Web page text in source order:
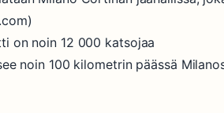
on noin 12 000 katsojaa
noin 100 kilometrin päässä